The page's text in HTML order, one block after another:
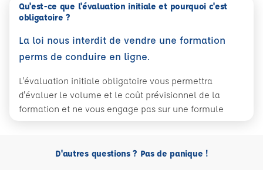
Qu'est-ce que l'évaluation initiale et pourquoi c'est
obligatoire ?
La loi nous interdit de vendre une formation
perms de conduire en ligne.
L'évaluation initiale obligatoire vous permettra
d'évaluer le volume et le coût prévisionnel de la
formation et ne vous engage pas sur une formule
D'autres questions ? Pas de panique !